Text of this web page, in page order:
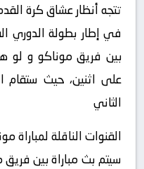
تتجه أنظار عشاق كرة
في إطار بطولة الدوري
بين فريق موناكو و لو
على اثنين، حيث ستقام
الثاني
القنوات الناقلة لمباراة
سيتم بث مباراة بين